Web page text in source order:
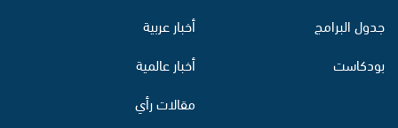
جدول البرامج
بودكاست
أخبار عربية
أخبار عالمية
مقالات رأي